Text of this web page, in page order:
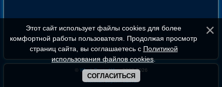
© WhoIsDoctorWho, 2008-2026
Этот сайт использует файлы cookies для более
комфортной работы пользователя. Продолжая просмотр
страниц сайта, вы соглашаетесь с Политикой
использования файлов cookies.
СОГЛАСИТЬСЯ